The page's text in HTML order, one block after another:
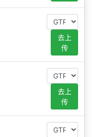
去上
传
去上
传